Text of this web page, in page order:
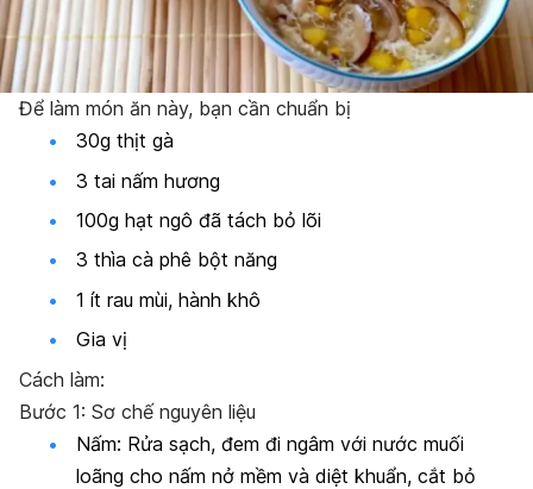
Để làm món ăn này, bạn cần chuẩn bị
30g thịt gà
3 tai nấm hương
100g hạt ngô đã tách bỏ lõi
3 thìa cà phê bột năng
1 ít rau mùi, hành khô
Gia vị
Cách làm:
Bước 1: Sơ chế nguyên liệu
Nấm: Rửa sạch, đem đi ngâm với nước muối
loãng cho nấm nở mềm và diệt khuẩn, cắt bỏ